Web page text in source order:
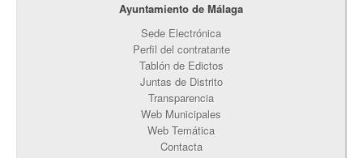
Ayuntamiento de Málaga
Sede Electrónica
Perfil del contratante
Tablón de Edictos
Juntas de Distrito
Transparencia
Web Municipales
Web Temática
Contacta